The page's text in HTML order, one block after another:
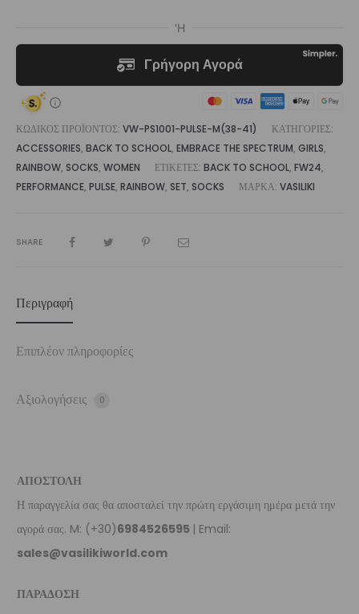
ΚΩΔΙΚΌΣ ΠΡΟΪΌΝΤΟΣ: VW-PS1001-PULSE-M(38-41)
ΚΑΤΗΓΟΡΊΕΣ:
ACCESSORIES, BACK TO SCHOOL, EMBRACE THE SPECTRUM, GIRLS,
RAINBOW, SOCKS, WOMEN ΕΤΙΚΈΤΕΣ: BACK TO SCHOOL, FW24,
PERFORMANCE, PULSE, RAINBOW, SET, SOCKS ΜΆΡΚΑ: VASILIKI
SHARE
Περιγραφή
Επιπλέον πληροφορίες
Αξιολογήσεις 0
ΑΠΟΣΤΟΛΗ
Η παραγγελία σας θα αποσταλεί την πρώτη εργάσιμη ημέρα μετά την
αγορά σας. M: (+30)6984526595 | Email:
sales@vasilikiworld.com
ΠΑΡΑΔΟΣΗ